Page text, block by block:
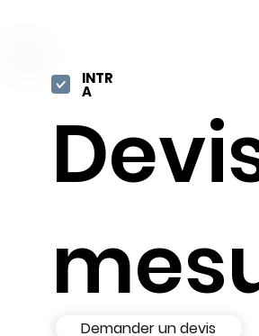
Demander un devis
INTR
A